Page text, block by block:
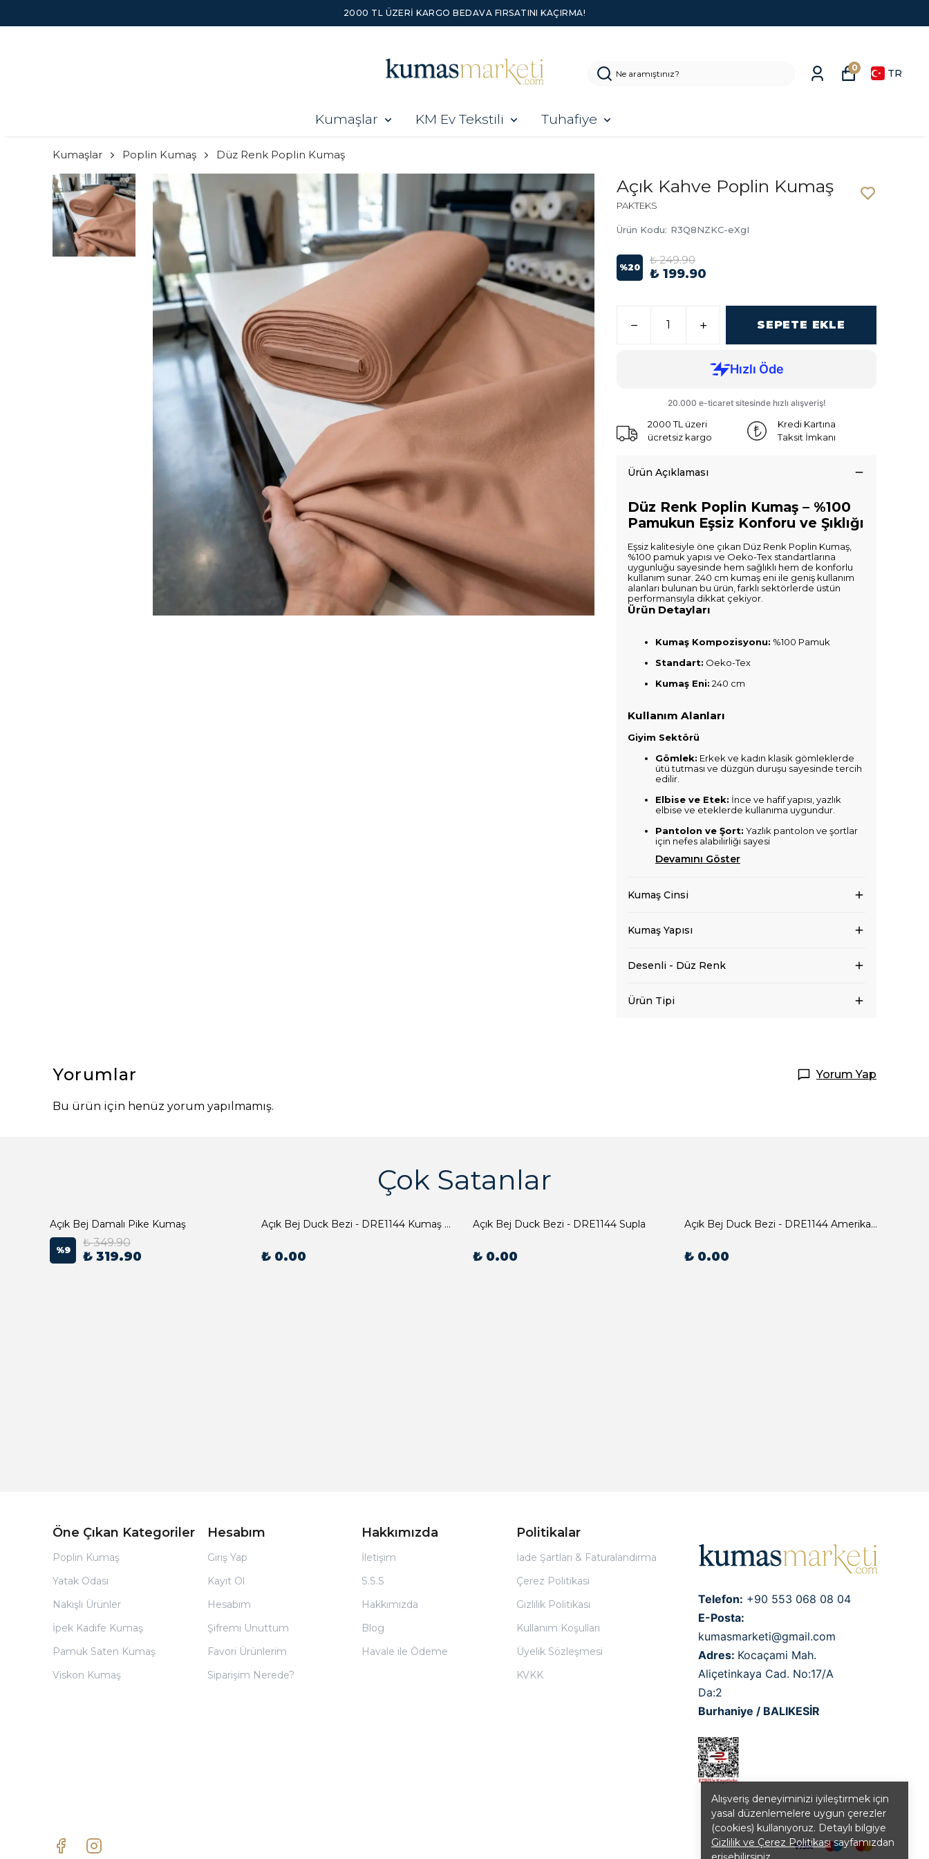
YENI SEZON ÜRÜNLER
Kumaşlar KM Ev Tekstili Tuhafiye
0 TR
Alışveriş deneyiminizi iyileştirmek için
yasal düzenlemelere uygun çerezler
(cookies) kullanıyoruz. Detaylı bilgiye
Gizlilik ve Çerez Politikasısayfamızdan
Kumaşlar Poplin Kumaş Düz Renk Poplin Kumaş
Açık Kahve Poplin Kumaş
PAKTEKS
Ürün Kodu: R3Q8NZKC-eXgI
%20
₺ 249.90
₺ 199.90
SEPETE EKLE
2000 TL üzeri
ücretsiz kargo
Kredi Kartına
Taksit İmkanı
Ürün Açıklaması
Düz Renk Poplin Kumaş – %100
Pamukun Eşsiz Konforu ve Şıklığı
Eşsiz kalitesiyle öne çıkan Düz Renk Poplin Kumaş,
%100 pamuk yapısı ve Oeko-Tex standartlarına
uygunluğu sayesinde hem sağlıklı hem de konforlu
kullanım sunar. 240 cm kumaş eni ile geniş kullanım
alanları bulunan bu ürün, farklı sektörlerde üstün
performansıyla dikkat çekiyor.
Ürün Detayları
Kumaş Kompozisyonu: %100 Pamuk
Standart: Oeko-Tex
Kumaş Eni: 240 cm
Kullanım Alanları
Giyim Sektörü
Gömlek: Erkek ve kadın klasik gömleklerde
ütü tutması ve düzgün duruşu sayesinde tercih
edilir.
Elbise ve Etek: İnce ve hafif yapısı, yazlık
elbise ve eteklerde kullanıma uygundur.
Pantolon ve Şort: Yazlık pantolon ve şortlar
için nefes alabilirliği sayesi
Devamını Göster
Kumaş Cinsi
Kumaş Yapısı
Desenli - Düz Renk
Ürün Tipi
Yorumlar Yorum Yap
Bu ürün için henüz yorum yapılmamış.
Çok Satanlar
Açık Bej Damalı Pike Kumaş
%9
₺ 349.90
₺ 319.90
Açık Bej Duck Bezi - DRE1144 Kumaş Peçete
₺ 0.00
Açık Bej Duck Bezi - DRE1144 Supla
₺ 0.00
Açık Bej Duck Bezi - DRE1144 Amerikan Servis
₺ 0.00
Öne Çıkan Kategoriler
Poplin Kumaş
Yatak Odası
Nakışlı Ürünler
İpek Kadife Kumaş
Pamuk Saten Kumaş
Viskon Kumaş
Hesabım
Giriş Yap
Kayıt Ol
Hesabım
Şifremi Unuttum
Favori Ürünlerim
Siparişim Nerede?
Hakkımızda
İletişim
S.S.S
Hakkımızda
Blog
Havale ile Ödeme
Politikalar
İade Şartları & Faturalandırma
Çerez Politikası
Gizlilik Politikası
Kullanım Koşulları
Üyelik Sözleşmesi
KVKK
Telefon: +90 553 068 08 04
E-Posta:
kumasmarketi@gmail.com
Adres: Kocaçami Mah.
Aliçetinkaya Cad. No:17/A
Da:2
Burhaniye / BALIKESİR